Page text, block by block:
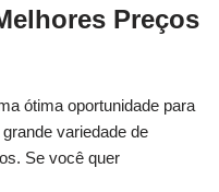
Preços
ótima oportunidade para
variedade de
Se você quer